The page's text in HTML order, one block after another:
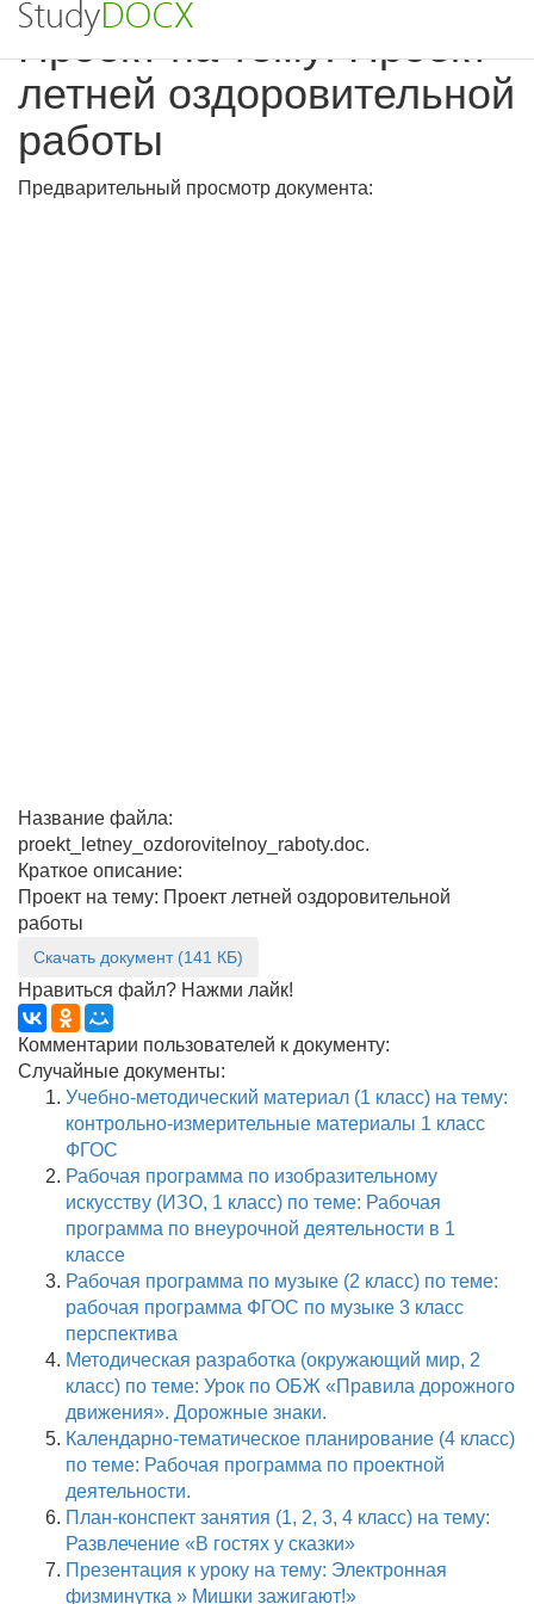
Проект на тему: Проект
летней оздоровительной
работы
Предварительный просмотр документа:
Название файла:
proekt_letney_ozdorovitelnoy_raboty.doc.
Краткое описание:
Проект на тему: Проект летней оздоровительной
работы
Скачать документ (141 КБ)
Нравиться файл? Нажми лайк!
Комментарии пользователей к документу:
Случайные документы:
Учебно-методический материал (1 класс) на тему:
контрольно-измерительные материалы 1 класс
ФГОС
Рабочая программа по изобразительному
искусству (ИЗО, 1 класс) по теме: Рабочая
программа по внеурочной деятельности в 1
классе
Рабочая программа по музыке (2 класс) по теме:
рабочая программа ФГОС по музыке 3 класс
перспектива
Методическая разработка (окружающий мир, 2
класс) по теме: Урок по ОБЖ «Правила дорожного
движения». Дорожные знаки.
Календарно-тематическое планирование (4 класс)
по теме: Рабочая программа по проектной
деятельности.
План-конспект занятия (1, 2, 3, 4 класс) на тему:
Развлечение «В гостях у сказки»
Презентация к уроку на тему: Электронная
физминутка » Мишки зажигают!»